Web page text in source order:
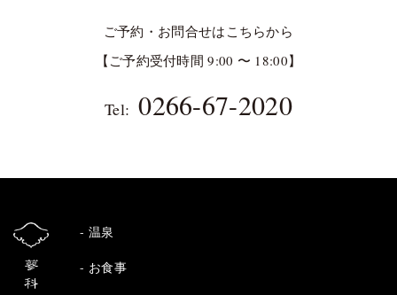
ご予約・お問合せはこちらから
【ご予約受付時間 9:00 〜 18:00】
Tel: 0266-67-2020
温泉
お食事